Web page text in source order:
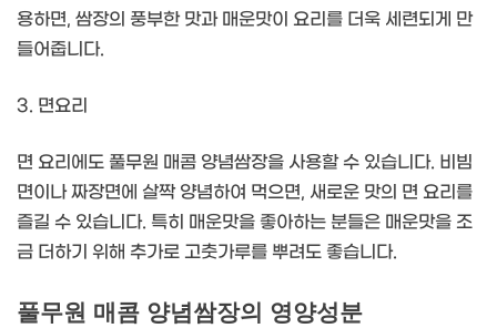
용하면, 쌈장의 풍부한 맛과 매운맛이 요리를 더욱 세련되게 만
들어줍니다.
3. 면요리
면 요리에도 풀무원 매콤 양념쌈장을 사용할 수 있습니다. 비빔
면이나 짜장면에 살짝 양념하여 먹으면, 새로운 맛의 면 요리를
즐길 수 있습니다. 특히 매운맛을 좋아하는 분들은 매운맛을 조
금 더하기 위해 추가로 고춧가루를 뿌려도 좋습니다.
풀무원 매콤 양념쌈장의 영양성분